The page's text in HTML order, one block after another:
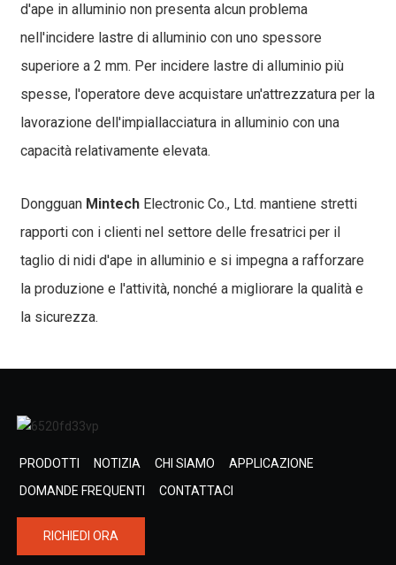
d'ape in alluminio non presenta alcun problema
nell'incidere lastre di alluminio con uno spessore
superiore a 2 mm. Per incidere lastre di alluminio più
spesse, l'operatore deve acquistare un'attrezzatura per la
lavorazione dell'impiallacciatura in alluminio con una
capacità relativamente elevata.
Dongguan MintechElectronic Co., Ltd. mantiene stretti
rapporti con i clienti nel settore delle fresatrici per il
taglio di nidi d'ape in alluminio e si impegna a rafforzare
la produzione e l'attività, nonché a migliorare la qualità e
la sicurezza.
PRODOTTI NOTIZIA CHI SIAMO
APPLICAZIONE
DOMANDE FREQUENTI
CONTATTACI
RICHIEDI ORA